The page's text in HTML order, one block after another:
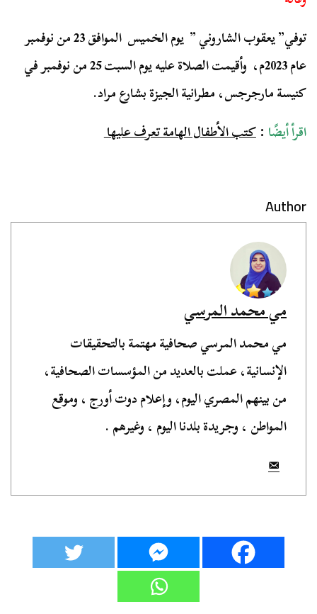
توفي” يعقوب الشاروني ” يوم الخميس الموافق 23 من نوفمبر
عام 2023م، وأقيمت الصلاة عليه يوم السبت 25 من نوفمبر في
كنيسة مارجرجس، مطرانية الجيزة بشارع مراد.
اقرأ أيضًا :كتب الأطفال الهامة تعرف عليها
Author
مي محمد المرسي
مي محمد المرسي صحافية مهتمة بالتحقيقات
الإنسانية، عملت بالعديد من المؤسسات الصحافية،
من بينهم المصري اليوم، وإعلام دوت أورج ، وموقع
المواطن ، وجريدة بلدنا اليوم ، وغيرهم .